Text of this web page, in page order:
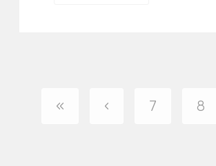
« ‹ 7 8